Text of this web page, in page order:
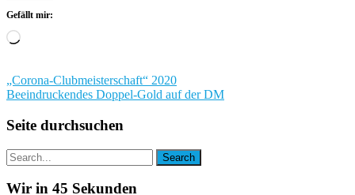
Gefällt mir:
Wird
Beitragsnavigation
„Corona-Clubmeisterschaft“ 2020
Beeindruckendes Doppel-Gold auf der DM
Seite durchsuchen
Wir in 45 Sekunden